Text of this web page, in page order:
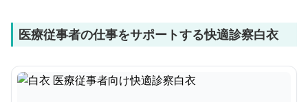
医療従事者の仕事をサポートする快適診察白衣